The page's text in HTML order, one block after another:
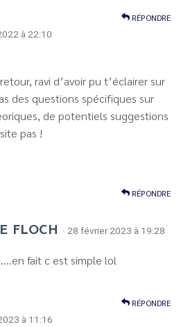
RÉPONDRE
à 22:10
ravi d’avoir pu t’éclairer sur
des questions spécifiques sur
de potentiels suggestions
pas !
RÉPONDRE
FLOCH · 28 février 2023 à 19:28
fait c est simple lol
RÉPONDRE
à 11:16